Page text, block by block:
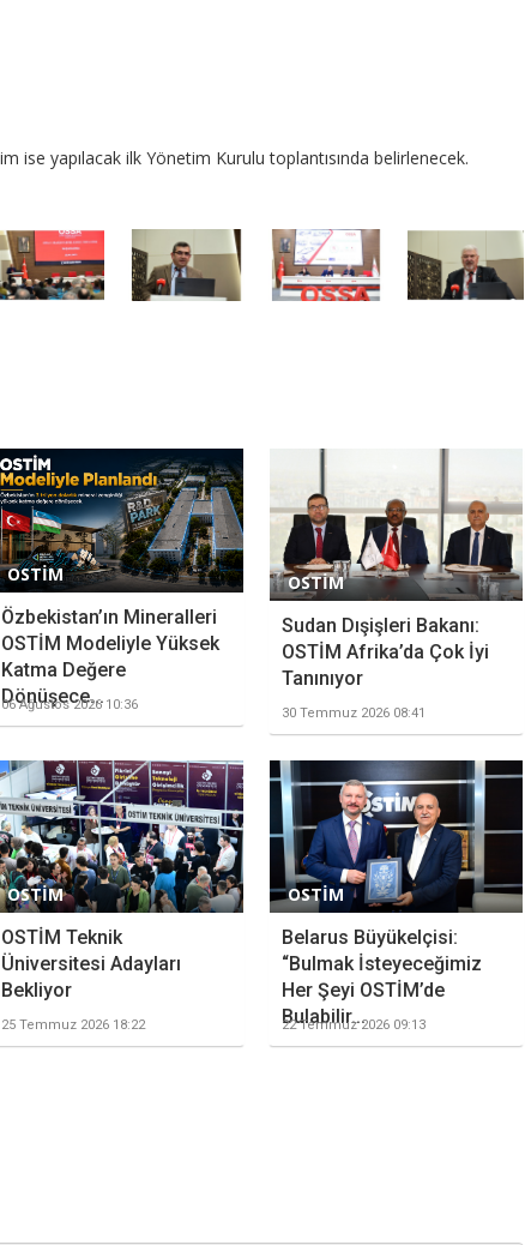
ise yapılacak ilk Yönetim Kurulu toplantısında belirlenecek.
OSTİM
Özbekistan’ın Mineralleri
OSTİM Modeliyle Yüksek
Katma Değere
Dönüşece...
06 Ağustos 2026 10:36
OSTİM
Sudan Dışişleri Bakanı:
OSTİM Afrika’da Çok İyi
Tanınıyor
30 Temmuz 2026 08:41
OSTİM
OSTİM Teknik
Üniversitesi Adayları
Bekliyor
25 Temmuz 2026 18:22
OSTİM
Belarus Büyükelçisi:
“Bulmak İsteyeceğimiz
Her Şeyi OSTİM’de
Bulabilir...
22 Temmuz 2026 09:13